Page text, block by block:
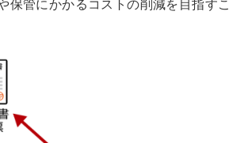
保管にかかるコストの削減を目指すこ